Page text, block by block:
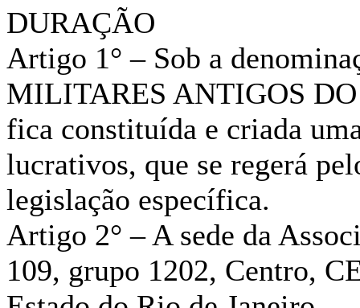
DURAÇÃO
Artigo 1° – Sob a
MILITARES ANTIGOS
fica constituída e criada
lucrativos, que se regerá
legislação específica.
Artigo 2° – A sede da
109, grupo 1202, Centro,